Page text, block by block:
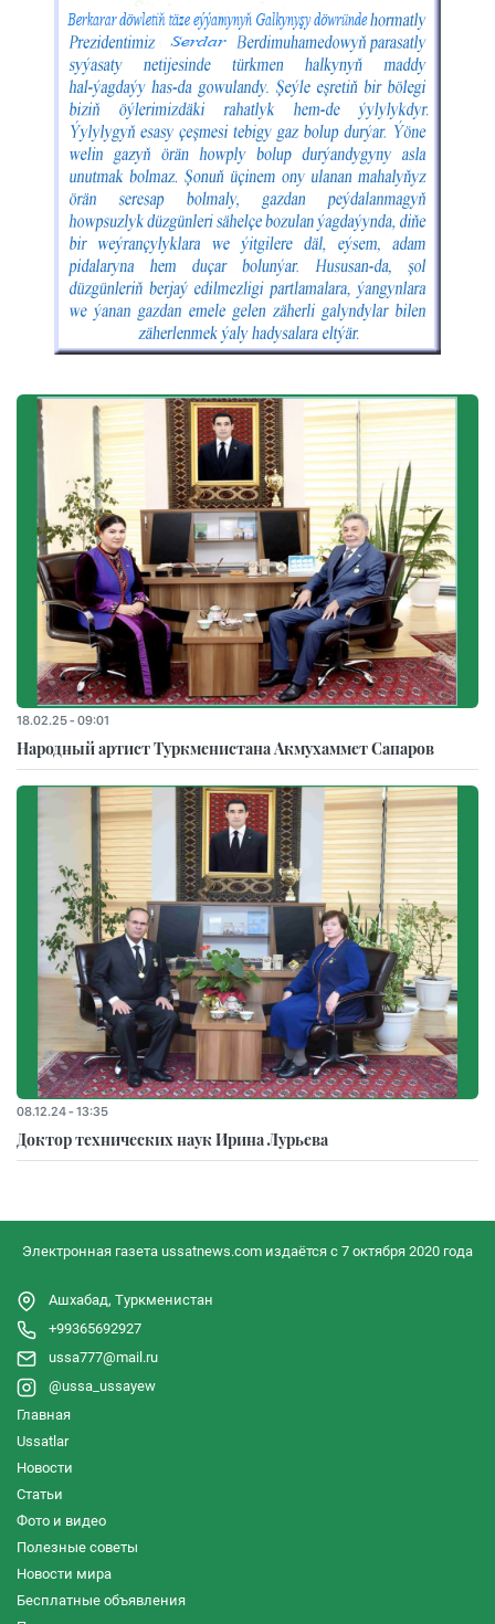
18.02.25 - 09:01
Народный артист Туркменистана Акмухаммет Сапаров
08.12.24 - 13:35
Доктор технических наук Ирина Лурьева
Электронная газета ussatnews.com издаётся с 7 октября 2020 года
Ашхабад, Туркменистан
+99365692927
ussa777@mail.ru
@ussa_ussayew
Главная
Ussatlar
Новости
Статьи
Фото и видео
Полезные советы
Новости мира
Бесплатные объявления